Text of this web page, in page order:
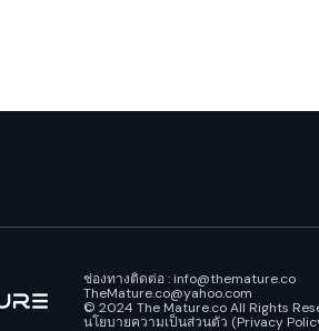
ช่องทางติดต่อ : info@themature.co
TheMature.co@yahoo.com
© 2024 The Mature.co All Rights
นโยบายความเป็นส่วนตัว (Privacy